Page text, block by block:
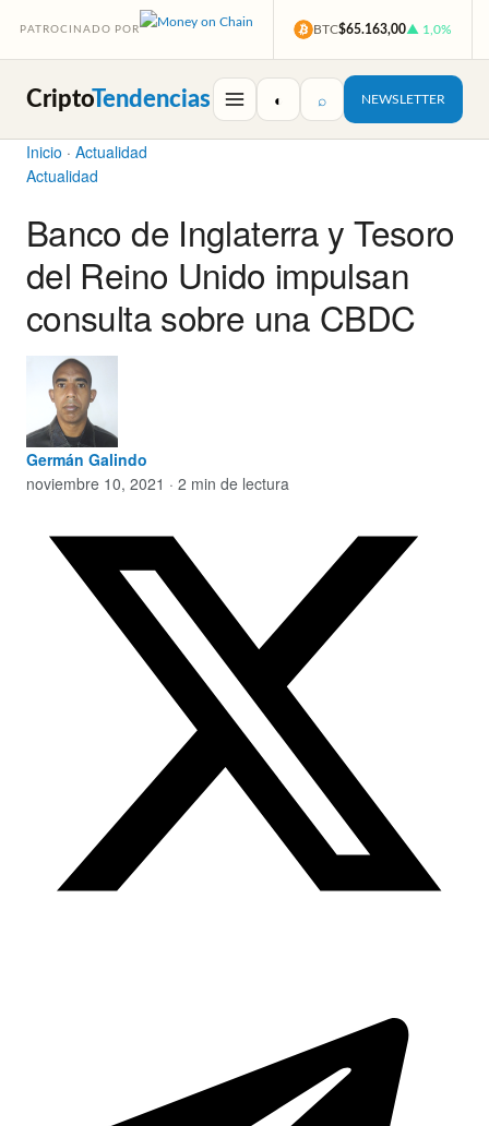
PATROCINADO POR BTC$65.163,00▲ 1,0%
CriptoTendencias ◐ ⌕ NEWSLETTER
Inicio · Actualidad
Actualidad
Banco de Inglaterra y Tesoro
del Reino Unido impulsan
consulta sobre una CBDC
Germán Galindo
noviembre 10, 2021 · 2 min de lectura